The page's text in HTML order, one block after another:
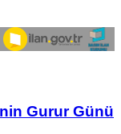
Gurur Günü